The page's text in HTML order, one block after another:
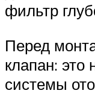
фильтр
Перед
клапан: это
системы